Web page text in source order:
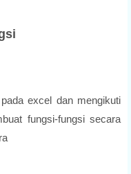
excel dan mengikuti
fungsi-fungsi secara